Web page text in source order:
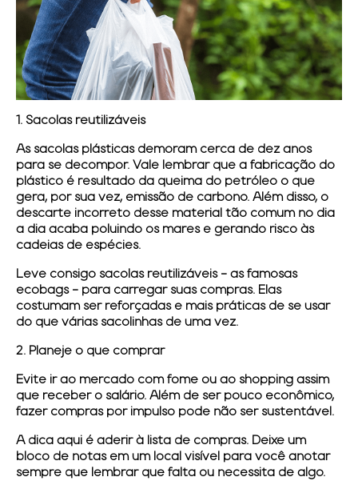
1. Sacolas reutilizáveis
As sacolas plásticas demoram cerca de dez anos
para se decompor. Vale lembrar que a fabricação do
plástico é resultado da queima do petróleo o que
gera, por sua vez, emissão de carbono. Além disso, o
descarte incorreto desse material tão comum no dia
a dia acaba poluindo os mares e gerando risco às
cadeias de espécies.
Leve consigo sacolas reutilizáveis - as famosas
ecobags - para carregar suas compras. Elas
costumam ser reforçadas e mais práticas de se usar
do que várias sacolinhas de uma vez.
2. Planeje o que comprar
Evite ir ao mercado com fome ou ao shopping assim
que receber o salário. Além de ser pouco econômico,
fazer compras por impulso pode não ser sustentável.
A dica aqui é aderir à lista de compras. Deixe um
bloco de notas em um local visível para você anotar
sempre que lembrar que falta ou necessita de algo.